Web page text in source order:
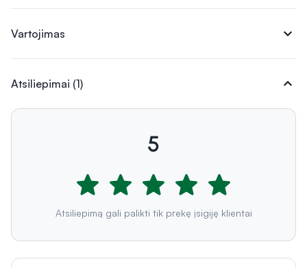
Vartojimas expand_more
Atsiliepimai (1) expand_more
5
Atsiliepimą gali palikti tik prekę įsigiję klientai